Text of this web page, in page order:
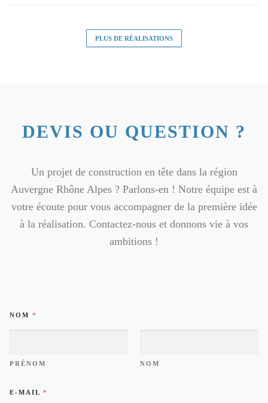
PLUS DE RÉALISATIONS
DEVIS OU QUESTION ?
Un projet de construction en tête dans la région
Auvergne Rhône Alpes ? Parlons-en ! Notre équipe est à
votre écoute pour vous accompagner de la première idée
à la réalisation. Contactez-nous et donnons vie à vos
ambitions !
NOM *
PRÉNOM NOM
M
E-MAIL *